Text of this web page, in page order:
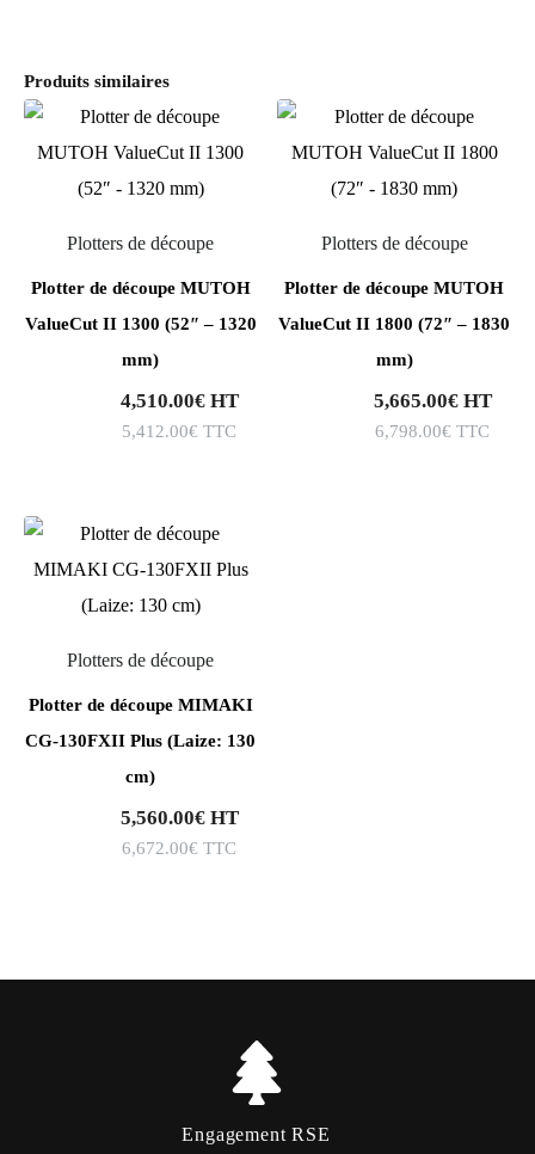
Produits similaires
Plotters de découpe
Plotter de découpe MUTOH
ValueCut II 1300 (52″ – 1320
mm)
4,510.00€HT
5,412.00€ TTC
Plotters de découpe
Plotter de découpe MUTOH
ValueCut II 1800 (72″ – 1830
mm)
5,665.00€HT
6,798.00€ TTC
Plotters de découpe
Plotter de découpe MIMAKI
CG-130FXII Plus (Laize: 130
cm)
5,560.00€HT
6,672.00€ TTC
Engagement RSE